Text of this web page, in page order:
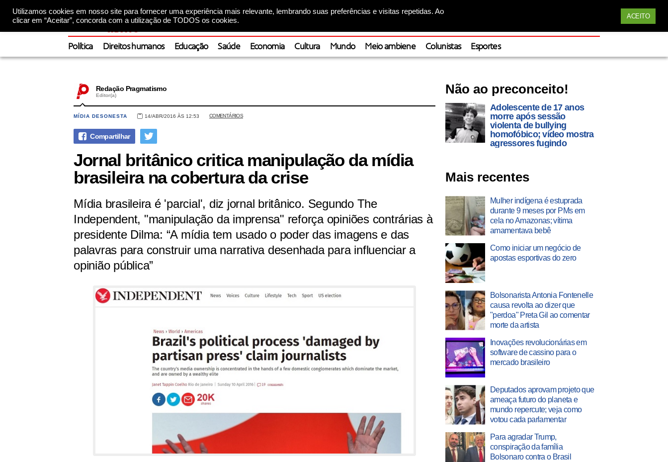
Utilizamos cookies em nosso site para fornecer uma experiência mais relevante, lembrando suas preferências e visitas repetidas. Ao
clicar em “Aceitar”, concorda com a utilização de TODOS os cookies.
ACEITO
Política Direitos humanos Educação Saúde Economia Cultura Mundo Meio ambiene Colunistas Esportes
Redação Pragmatismo
Editor(a)
MÍDIA DESONESTA 14/ABR/2016 ÀS 12:53 COMENTÁRIOS
Jornal britânico critica manipulação da mídia
brasileira na cobertura da crise
Mídia brasileira é 'parcial', diz jornal britânico. Segundo The
Independent, "manipulação da imprensa" reforça opiniões contrárias à
presidente Dilma: “A mídia tem usado o poder das imagens e das
palavras para construir uma narrativa desenhada para influenciar a
opinião pública”
Não ao preconceito!
Adolescente de 17 anos
morre após sessão
violenta de bullying
homofóbico; vídeo mostra
agressores fugindo
Mais recentes
Mulher indígena é estuprada
durante 9 meses por PMs em
cela no Amazonas; vítima
amamentava bebê
Como iniciar um negócio de
apostas esportivas do zero
Bolsonarista Antonia Fontenelle
causa revolta ao dizer que
"perdoa" Preta Gil ao comentar
morte da artista
Inovações revolucionárias em
software de cassino para o
mercado brasileiro
Deputados aprovam projeto que
ameaça futuro do planeta e
mundo repercute; veja como
votou cada parlamentar
Para agradar Trump,
conspiração da família
Bolsonaro contra o Brasil